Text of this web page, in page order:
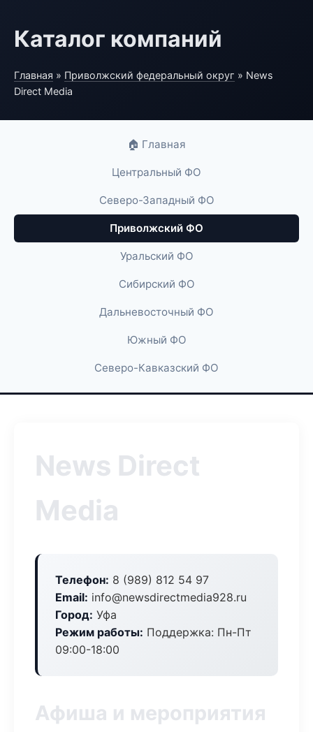
Каталог компаний
Главная » Приволжский федеральный округ » News
Direct Media
🏠 Главная
Центральный ФО
Северо-Западный ФО
Приволжский ФО
Уральский ФО
Сибирский ФО
Дальневосточный ФО
Южный ФО
Северо-Кавказский ФО
News Direct
Media
Телефон: 8 (989) 812 54 97
Email: info@newsdirectmedia928.ru
Город: Уфа
Режим работы: Поддержка: Пн-Пт
09:00-18:00
Афиша и мероприятия